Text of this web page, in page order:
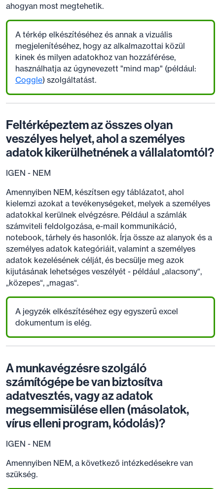
ahogyan most megtehetik.
A térkép elkészítéséhez és annak a vizuális
megjelenítéséhez, hogy az alkalmazottai közül
kinek és milyen adatokhoz van hozzáférése,
használhatja az úgynevezett "mind map" (például:
Coggle) szolgáltatást.
Feltérképeztem az összes olyan
veszélyes helyet, ahol a személyes
adatok kikerülhetnének a vállalatomtól?
IGEN - NEM
Amennyiben NEM, készítsen egy táblázatot, ahol
kielemzi azokat a tevékenységeket, melyek a személyes
adatokkal kerülnek elvégzésre. Például a számlák
számviteli feldolgozása, e-mail kommunikáció,
notebook, tárhely és hasonlók. Írja össze az alanyok és a
személyes adatok kategóriáit, valamint a személyes
adatok kezelésének célját, és becsülje meg azok
kijutásának lehetséges veszélyét - például „alacsony“,
„közepes“, „magas“.
A jegyzék elkészítéséhez egy egyszerű excel
dokumentum is elég.
A munkavégzésre szolgáló
számítógépe be van biztosítva
adatvesztés, vagy az adatok
megsemmisülése ellen (másolatok,
vírus elleni program, kódolás)?
IGEN - NEM
Amennyiben NEM, a következő intézkedésekre van
szükség.